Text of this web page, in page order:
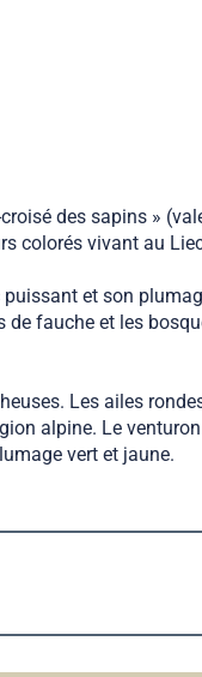
des sapins »
colorés vivant au
et son
fauche et les
Les ailes
alpine. Le
vert et jaune.